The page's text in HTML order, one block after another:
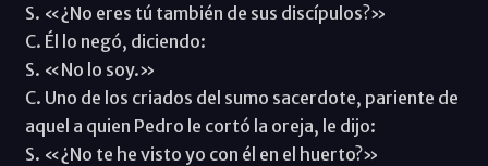
S. «¿No eres tú también de sus discípulos?»
C. Él lo negó, diciendo:
S. «No lo soy.»
C. Uno de los criados del sumo sacerdote, pariente de
aquel a quien Pedro le cortó la oreja, le dijo:
S. «¿No te he visto yo con él en el huerto?»